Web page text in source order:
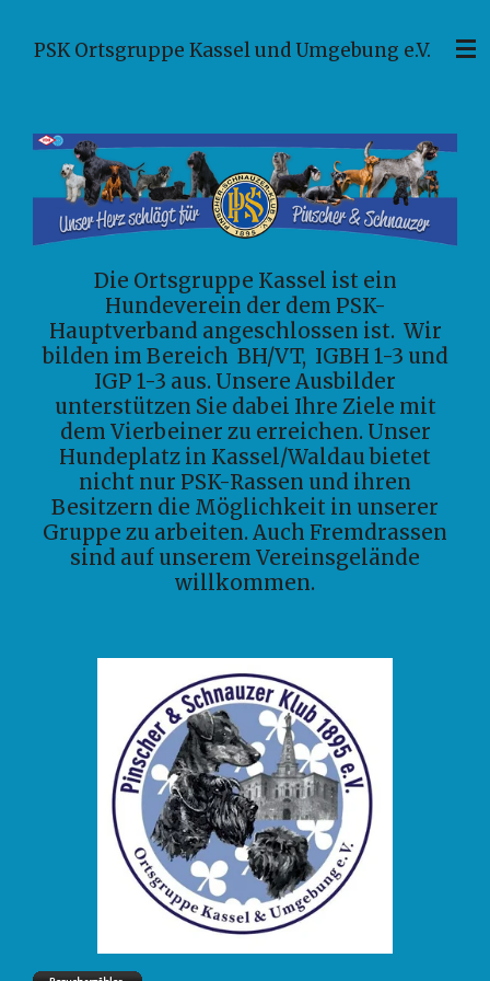
Hauptinhalt
PSK Ortsgruppe Kassel und Umgebung e.V.
Die Ortsgruppe Kassel ist ein
Hundeverein der dem PSK-
Hauptverband angeschlossen ist. Wir
bilden im Bereich BH/VT, IGBH 1-3 und
IGP 1-3 aus. Unsere Ausbilder
unterstützen Sie dabei Ihre Ziele mit
dem Vierbeiner zu erreichen. Unser
Hundeplatz in Kassel/Waldau bietet
nicht nur PSK-Rassen und ihren
Besitzern die Möglichkeit in unserer
Gruppe zu arbeiten. Auch Fremdrassen
sind auf unserem Vereinsgelände
willkommen.